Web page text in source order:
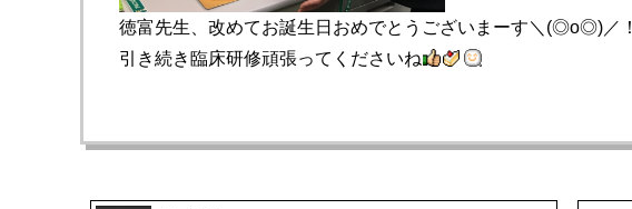
徳富先生、改めてお誕生日おめでとうございまーす＼(◎o◎)／！
引き続き臨床研修頑張ってくださいね